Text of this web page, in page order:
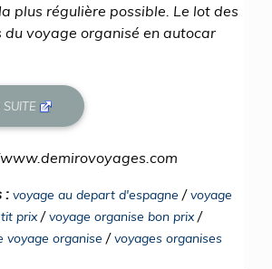
plus régulière possible. Le lot des
du voyage organisé en autocar
SUITE
: voyage au depart d'espagne /voyage
prix/voyage organise bon prix/
voyage organise /voyages organises